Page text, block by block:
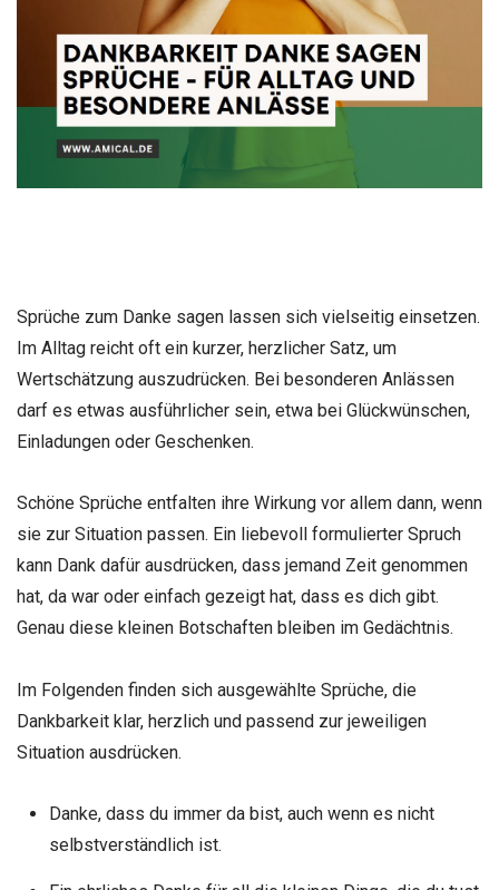
Sprüche zum Danke sagen lassen sich vielseitig einsetzen.
Im Alltag reicht oft ein kurzer, herzlicher Satz, um
Wertschätzung auszudrücken. Bei besonderen Anlässen
darf es etwas ausführlicher sein, etwa bei Glückwünschen,
Einladungen oder Geschenken.
Schöne Sprüche entfalten ihre Wirkung vor allem dann, wenn
sie zur Situation passen. Ein liebevoll formulierter Spruch
kann Dank dafür ausdrücken, dass jemand Zeit genommen
hat, da war oder einfach gezeigt hat, dass es dich gibt.
Genau diese kleinen Botschaften bleiben im Gedächtnis.
Im Folgenden finden sich ausgewählte Sprüche, die
Dankbarkeit klar, herzlich und passend zur jeweiligen
Situation ausdrücken.
Danke, dass du immer da bist, auch wenn es nicht
selbstverständlich ist.